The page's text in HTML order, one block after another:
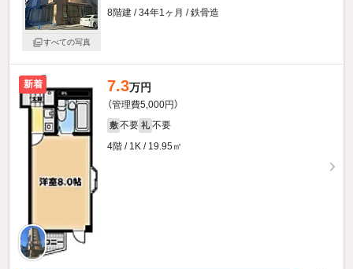
すべての写真
8階建 / 34年1ヶ月 / 鉄骨造
新着 7.3万円
（管理費5,000円）
敷 不要 礼 不要
4階 / 1K / 19.95㎡